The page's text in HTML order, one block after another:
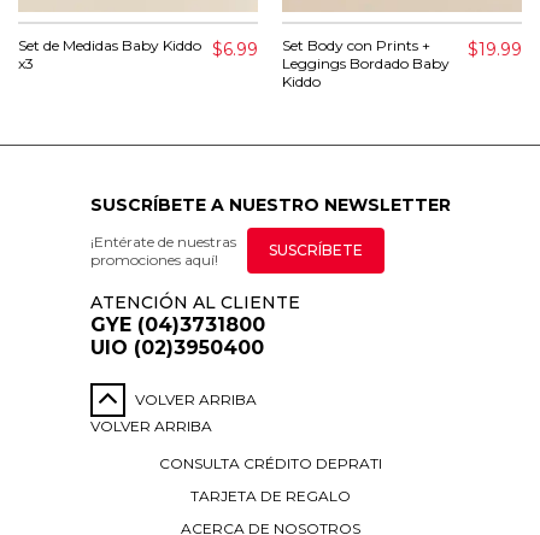
Set de Medidas Baby Kiddo
x3
$6.99
Set Body con Prints +
Leggings Bordado Baby
Kiddo
$19.99
SUSCRÍBETE A NUESTRO NEWSLETTER
¡Entérate de nuestras
promociones aquí!
SUSCRÍBETE
ATENCIÓN AL CLIENTE
GYE (04)3731800
UIO (02)3950400
VOLVER ARRIBA
VOLVER ARRIBA
CONSULTA CRÉDITO DEPRATI
TARJETA DE REGALO
ACERCA DE NOSOTROS